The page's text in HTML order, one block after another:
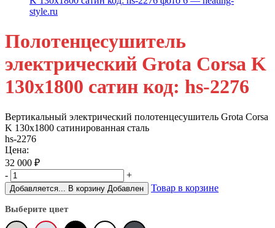
Полотенцесушитель
электрический Grota Corsa K
130х1800 сатин код: hs-2276
Вертикальный электрический полотенцесушитель Grota Corsa
K 130х1800 сатинированная сталь
hs-2276
Цена:
32 000 ₽
-
+
Добавляется... В корзину Добавлен Товар в корзине
Выберите цвет